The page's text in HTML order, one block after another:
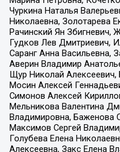
Чуркина Наталья
Николаевна, Золотарева
Рачинский Ян Збигневич,
Гудков Лев Дмитриевич,
Саранг Анна Васильевна,
Аверин Владимир
Щур Николай
Мосин Алексей
Симонов Алексей
Мельникова Валентина
Владимировна, Баженова
Максимов Сергей
Голубева Елена
Алексеевна, Закс Елена